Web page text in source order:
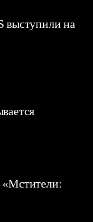
выступили на